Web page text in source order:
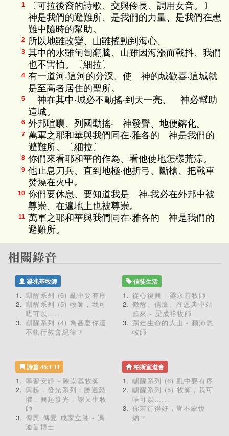
1
〔可拉後裔的詩歌、交與伶長、調用女音。〕
神是我們的避難所、是我們的力量、是我們在患
難中隨時的幫助。
2 所以地雖改變、山雖搖動到海心、
3 其中的水雖匉訇翻騰、山雖因海漲而戰抖、我們
也不害怕。〔細拉〕
4 有一道河‧這河的分汊、使 神的城歡喜‧這城就
是至高者居住的聖所。
5
神在其中‧城必不動搖‧到天一亮、 神必幫助
這城。
6 外邦喧嚷、列國動搖‧ 神發聲、地便鎔化。
7 萬軍之耶和華與我們同在‧雅各的 神是我們的
避難所。〔細拉〕
8 你們來看耶和華的作為、看他使地怎樣荒涼。
9 他止息刀兵、直到地極‧他折弓、斷槍、把戰車
焚燒在火中。
10 你們要休息、要知道我是 神‧我必在外邦中被
尊崇、在遍地上也被尊崇。
11 萬軍之耶和華與我們同在‧雅各的 神是我們的
避難所。
梁兆基牧師
瞓醒系列 (6) 亂中要有序
瞓醒系列 (5) 牧師，我可
唔可以…...
瞓醒系列 (4) 為甚麼你還
不執行教會紀律？
信徒生活
從心復興 - 梁永善牧師
儆醒、信服、在恩典中站
起來 - 梁成裕牧師
踢走生命的大山 - 顏沛恩
牧師
詩篇 46:1-11
學習安靜 - 陳崇基牧師
興起．發光系列：勝過恐
懼，興起發光 - 謝又生牧
師
傳恩 傳愛 成家立膝 - 馮
迪茵博士
柏斯宣道會
瞓醒系列 (6) 亂中要有序
瞓醒系列 (5) 牧師，我可
唔可以…...
你若行得好，豈不蒙悅
納？